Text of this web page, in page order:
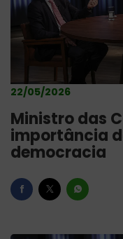
22/05/2026
Ministro das
importância
democracia